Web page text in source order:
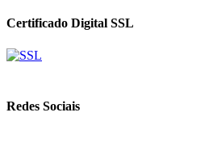
Certificado Digital SSL
Redes Sociais